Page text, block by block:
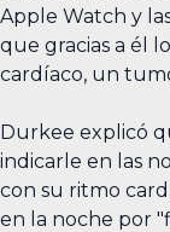
Apple Watch y
que gracias a él
cardíaco, un
Durkee explicó
indicarle en las
con su ritmo
en la noche por